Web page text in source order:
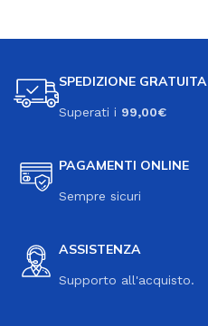
SPEDIZIONE GRATUITA
Superati i 99,00€
PAGAMENTI ONLINE
Sempre sicuri
ASSISTENZA
Supporto all'acquisto.